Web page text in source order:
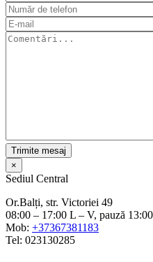
×
Sediul Central
Or.Balți, str. Victoriei 49
08:00 – 17:00 L – V, pauză
Mob: +37367381183
Tel: 023130285